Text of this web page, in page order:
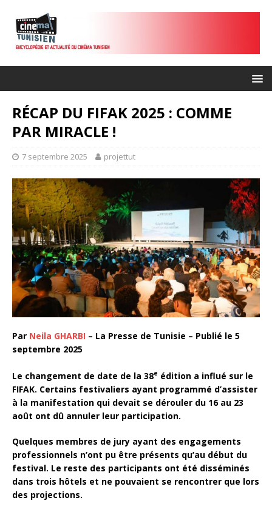
RÉCAP DU FIFAK 2025 : COMME
PAR MIRACLE !
7 septembre 2025 projettut
Par Neila GHARBI – La Presse de Tunisie – Publié le 5
septembre 2025
Le changement de date de la 38e édition a influé sur le
FIFAK. Certains festivaliers ayant programmé d’assister
à la manifestation qui devait se dérouler du 16 au 23
août ont dû annuler leur participation.
Quelques membres de jury ayant des engagements
professionnels n’ont pu être présents qu’au début du
festival. Le reste des participants ont été disséminés
dans trois hôtels et ne pouvaient se rencontrer que lors
des projections.